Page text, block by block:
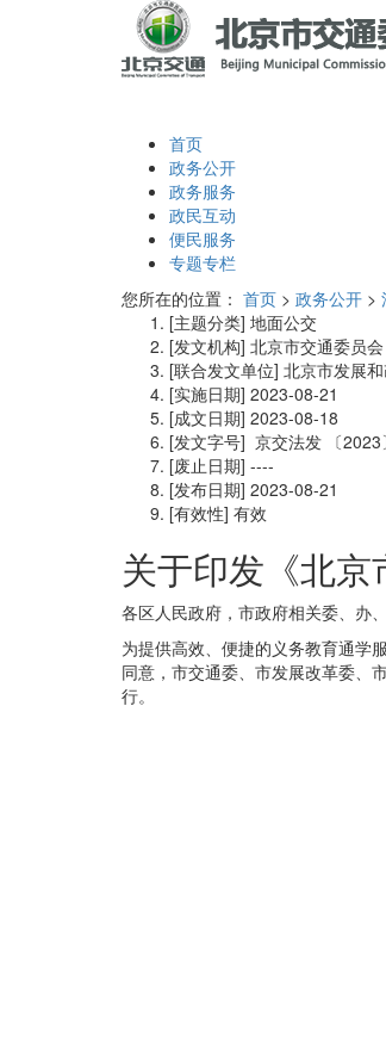
首页
政务公开
政务服务
政民互动
便民服务
专题专栏
您所在的位置： 首页 > 政务公开 >
[主题分类] 地面公交
[发文机构] 北京市交通委员会
[联合发文单位] 北京市发展
[实施日期] 2023-08-21
[成文日期] 2023-08-18
[发文字号] 京交法发 〔2023
[废止日期] ----
[发布日期] 2023-08-21
[有效性] 有效
关于印发《北
各区人民政府，市政府相关委、办
为提供高效、便捷的义务教育通学
同意，市交通委、市发展改革委、
行。